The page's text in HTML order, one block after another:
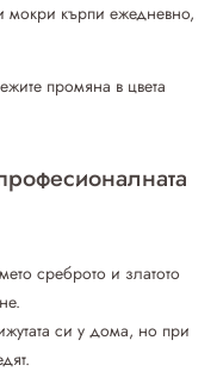
мокри кърпи ежедневно,
промяна в цвета
среброто и златото
си у дома, но при